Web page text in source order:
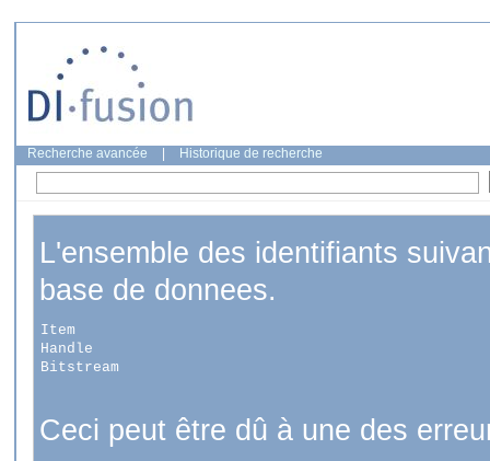
Recherche avancée Historique de recherche
L'ensemble des identifiants
base de donnees.
Item
Handle
Bitstream
Ceci peut être dû à une des